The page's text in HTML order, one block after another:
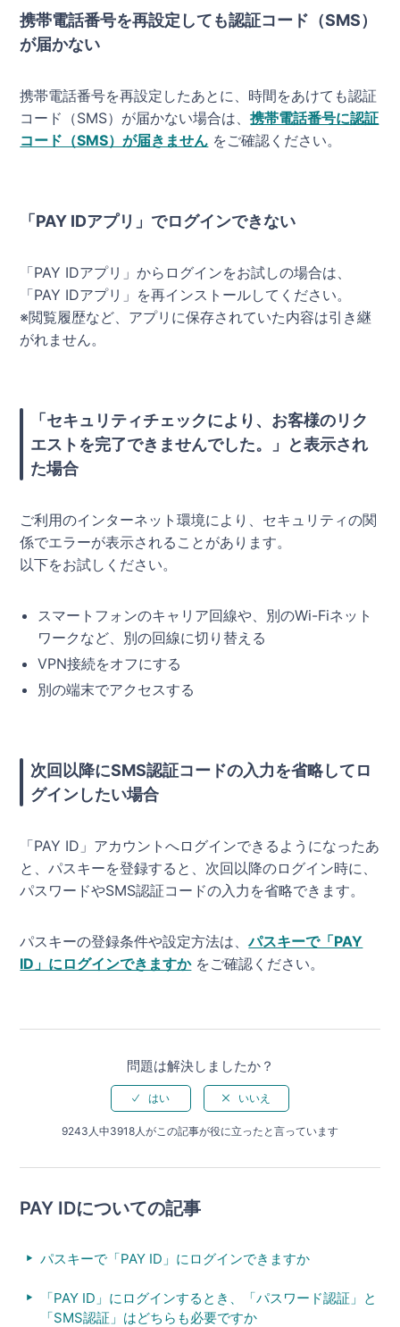
携帯電話番号を再設定しても認証コード（SMS）
が届かない
携帯電話番号を再設定したあとに、時間をあけても認証
コード（SMS）が届かない場合は、携帯電話番号に認証
コード（SMS）が届きません をご確認ください。
「PAY IDアプリ」でログインできない
「PAY IDアプリ」からログインをお試しの場合は、
「PAY IDアプリ」を再インストールしてください。
※閲覧履歴など、アプリに保存されていた内容は引き継
がれません。
「セキュリティチェックにより、お客様のリク
エストを完了できませんでした。」と表示され
た場合
ご利用のインターネット環境により、セキュリティの関
係でエラーが表示されることがあります。
以下をお試しください。
スマートフォンのキャリア回線や、別のWi-Fiネット
ワークなど、別の回線に切り替える
VPN接続をオフにする
別の端末でアクセスする
次回以降にSMS認証コードの入力を省略してロ
グインしたい場合
「PAY ID」アカウントへログインできるようになったあ
と、パスキーを登録すると、次回以降のログイン時に、
パスワードやSMS認証コードの入力を省略できます。
パスキーの登録条件や設定方法は、パスキーで「PAY
ID」にログインできますかをご確認ください。
問題は解決しましたか？
9243人中3918人がこの記事が役に立ったと言っています
PAY IDについての記事
パスキーで「PAY ID」にログインできますか
「PAY ID」にログインするとき、「パスワード認証」と
「SMS認証」はどちらも必要ですか